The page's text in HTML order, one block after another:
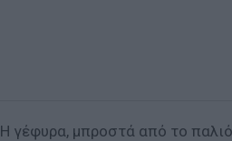
Η γέφυρα, μπροστά από το